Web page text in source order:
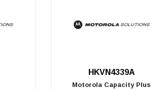
HKVN4339A
Motorola Capacity Plus